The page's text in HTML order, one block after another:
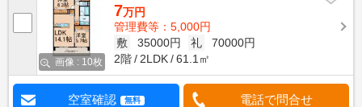
画像 : 10枚
7万円
管理費等：5,000円
敷
35000円 礼
70000円
2階
2LDK 61.1㎡
空室確認 無料 電話で問合せ